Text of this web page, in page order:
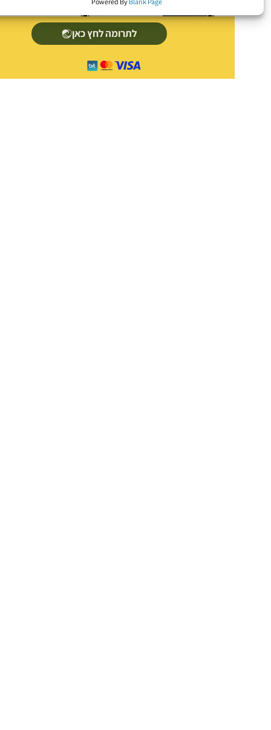
לתרומה לחץ כאן